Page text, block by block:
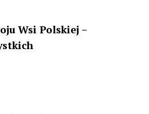
Wsi Polskiej –